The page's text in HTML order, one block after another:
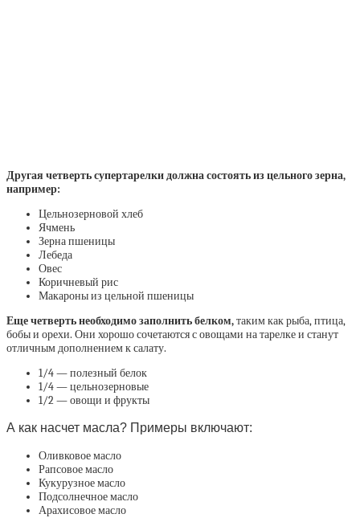
Другая четверть супертарелки должна состоять из цельного зерна,
например:
Цельнозерновой хлеб
Ячмень
Зерна пшеницы
Лебеда
Овес
Коричневый рис
Макароны из цельной пшеницы
Еще четверть необходимо заполнить белком,таким как рыба, птица,
бобы и орехи. Они хорошо сочетаются с овощами на тарелке и станут
отличным дополнением к салату.
1/4 — полезный белок
1/4 — цельнозерновые
1/2 — овощи и фрукты
А как насчет масла? Примеры включают:
Оливковое масло
Рапсовое масло
Кукурузное масло
Подсолнечное масло
Арахисовое масло